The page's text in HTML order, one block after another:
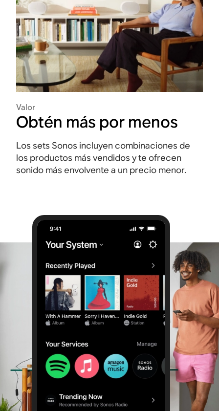
Valor
Obtén más por menos
Los sets Sonos incluyen combinaciones de
los productos más vendidos y te ofrecen
sonido más envolvente a un precio menor.